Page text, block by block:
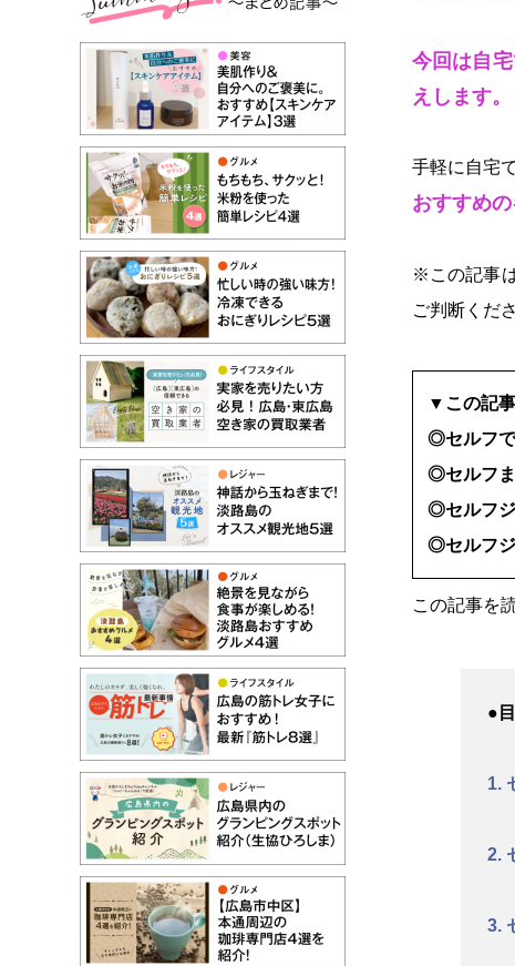
今回は自
えします。
手軽に自宅
おすすめ
※この記事
ご判断くだ
▼この記
◎セルフで
◎セルフ
◎セルフ
◎セルフジ
この記事を
●
1.
2.
3.